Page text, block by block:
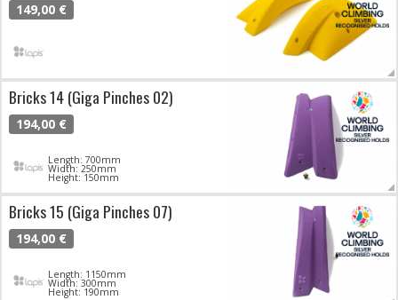
149,00 €
Bricks 14 (Giga Pinches 02)
194,00 €
Length: 700mm
Width: 250mm
Height: 150mm
Bricks 15 (Giga Pinches 07)
194,00 €
Length: 1150mm
Width: 300mm
Height: 190mm